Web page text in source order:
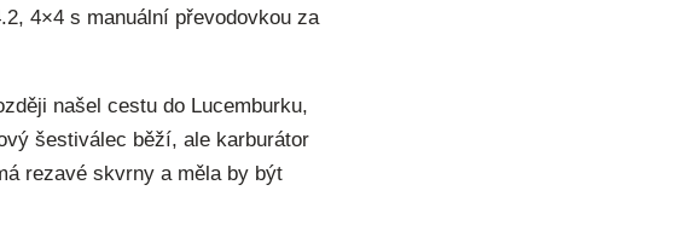
4×4 s manuální převodovkou za
našel cestu do Lucemburku,
šestiválec běží, ale karburátor
rezavé skvrny a měla by být